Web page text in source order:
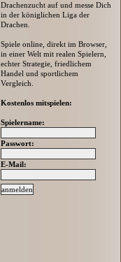
Drachenzucht auf und messe Dich
in der königlichen Liga der
Drachen.
Spiele online, direkt im Browser,
in einer Welt mit realen Spielern,
echter Strategie, friedlichem
Handel und sportlichem
Vergleich.
Kostenlos mitspielen:
Spielername:
Passwort:
E-Mail: